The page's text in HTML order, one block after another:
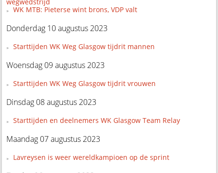
WK MTB: Pieterse wint brons, VDP valt
Donderdag 10 augustus 2023
Starttijden WK Weg Glasgow tijdrit mannen
Woensdag 09 augustus 2023
Starttijden WK Weg Glasgow tijdrit vrouwen
Dinsdag 08 augustus 2023
Starttijden en deelnemers WK Glasgow Team Relay
Maandag 07 augustus 2023
Lavreysen is weer wereldkampioen op de sprint